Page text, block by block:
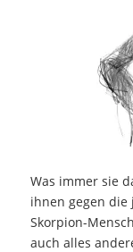
Was immer sie
ihnen gegen die
Skorpion-
auch alles